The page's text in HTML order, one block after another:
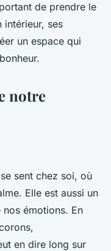
de prendre le
intérieur, ses
un espace qui
notre
sent chez soi, où
Elle est aussi un
émotions. En
en dire long sur